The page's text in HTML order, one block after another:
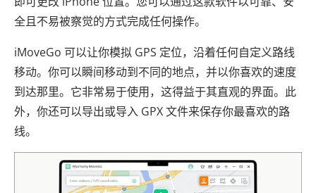
全且不易被察觉的方式完成任何操作。
iMoveGo 可以让你模拟 GPS 定位，沿着任何自定义路线
移动。你可以瞬间移动到不同的地点，并以你喜欢的速度
到达那里。它非常易于使用，这得益于其直观的界面。此
外，你还可以导出或导入 GPX 文件来保存你最喜欢的路
线。